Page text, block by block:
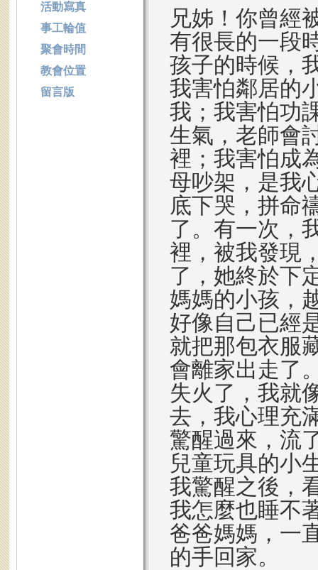
兄姊！你曾經
有很長的一段
孩子的時候，
我害怕鄰居的
我；我害怕功
生氣，老師會
裡；我害怕成
母吵架，是我
底下哭，拼命
了。有一次，
裡，被我發現
了，她終於下
媽媽的小孩，
好像自己已經
就把那包衣服
會離家出走了
失火了，我就
去，我心理充
驚醒過來，流
兒童玩具的小
我驚醒之後，
我怎麼也睡不
爸爸媽媽，一
的手回家。
活動寫真
事工輪值
聚會時間
教會位置
留言版